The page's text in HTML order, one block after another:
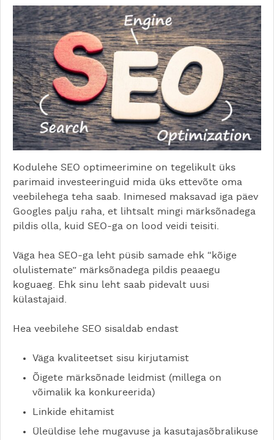
Kodulehe SEO optimeerimine on tegelikult üks
parimaid investeeringuid mida üks ettevõte oma
veebilehega teha saab. Inimesed maksavad iga päev
Googles palju raha, et lihtsalt mingi märksõnadega
pildis olla, kuid SEO-ga on lood veidi teisiti.
Väga hea SEO-ga leht püsib samade ehk “kõige
olulistemate” märksõnadega pildis peaaegu
koguaeg. Ehk sinu leht saab pidevalt uusi
külastajaid.
Hea veebilehe SEO sisaldab endast
Väga kvaliteetset sisu kirjutamist
Õigete märksõnade leidmist (millega on
võimalik ka konkureerida)
Linkide ehitamist
Üleüldise lehe mugavuse ja kasutajasõbralikuse